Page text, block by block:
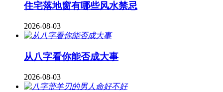
住宅落地窗有哪些风水禁忌
2026-08-03
从八字看你能否成大事
2026-08-03